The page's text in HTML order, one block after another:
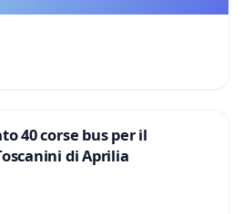
40 corse bus per il
di Aprilia